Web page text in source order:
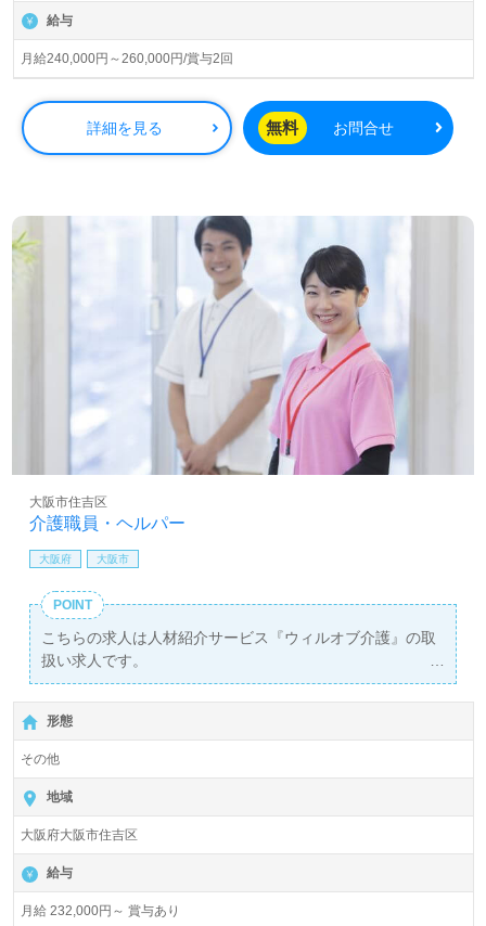
す。『介護をする人にも、介護を受ける人にも寄り添う』
提供。ご利用者様のご家族様、一緒に働く従業員様の幸せ
を目標に事業運営をされています。
◎チーム力が魅力の職場！『介護をする人にも、介護を受
ける人にも寄り添う』笑顔あふれる介護支援をご一緒に◎
顔あふれる事業所様です。勤務時間 は8:30～17:30で残業
ほぼなし！チームワーク抜群の働きやすい環境面もうれし
いポイント！『ご利用者様の笑顔を増やしたい、介護職経
験を活かしたい』『活気ある職場で働きたい、デイサービ
スを盛り上げたい』『日勤正社員で働きたい』『環境を変
えて働きたい』等の方も大歓迎です！送迎業務がございま
すので、普通自動車免許をお持ちの方歓迎です。働き方や
選考フロー等、担当コンサルタントよりご案内します。お
問い合わせも遠慮なくお願いします。
医療/福祉業界の正社員/パート求人探しは【ウィルオブ介
護】＊求人情報収集、将来的に検討の方も遠慮なく＊
相談可能です。転職相談、求人紹介、年収交渉など完全無
料サービスをご利用いただけます。＜非公開求人も取扱い
あり！＞"転職支援"のプロと一緒に転職活動！お問い合わ
給与
月給240,000円～260,000円/賞与2回
詳細を見る 無料 お問合せ
介護職員・ヘルパー
大阪市住吉区
大阪府 大阪市
POINT
こちらの求人は人材紹介サービス『ウィルオブ介護』の取
扱い求人です。
詳細に関してお気軽にご相談ください♪
【無料】で皆さんの転職活動をサポートいたします。
形態
その他
地域
大阪府大阪市住吉区
給与
月給 232,000円～ 賞与あり